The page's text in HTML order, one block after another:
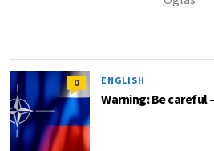
0 ENGLISH
Warning: Be careful